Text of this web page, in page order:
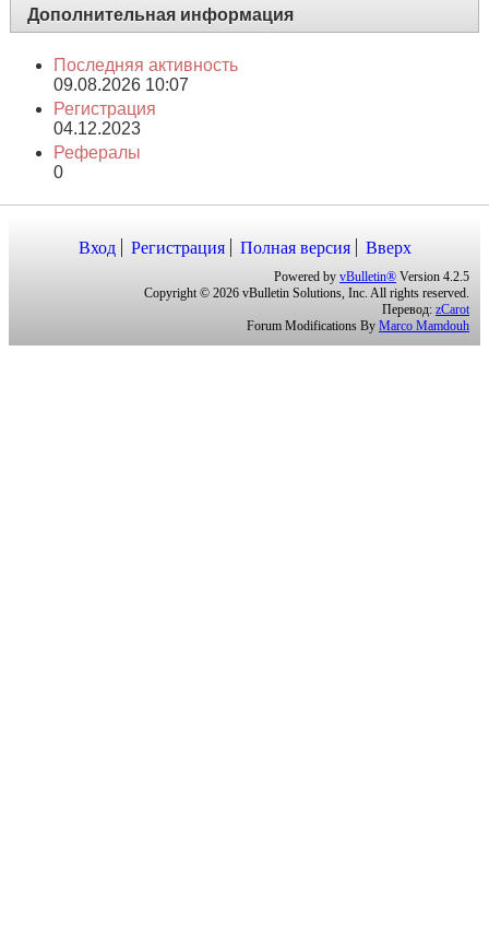
Найти темы
Дополнительная информация
Последняя активность
09.08.2026
Регистрация
04.12.2023
Регистрация Полная версия Вверх
Powered byvBulletin®Version 4.2.5